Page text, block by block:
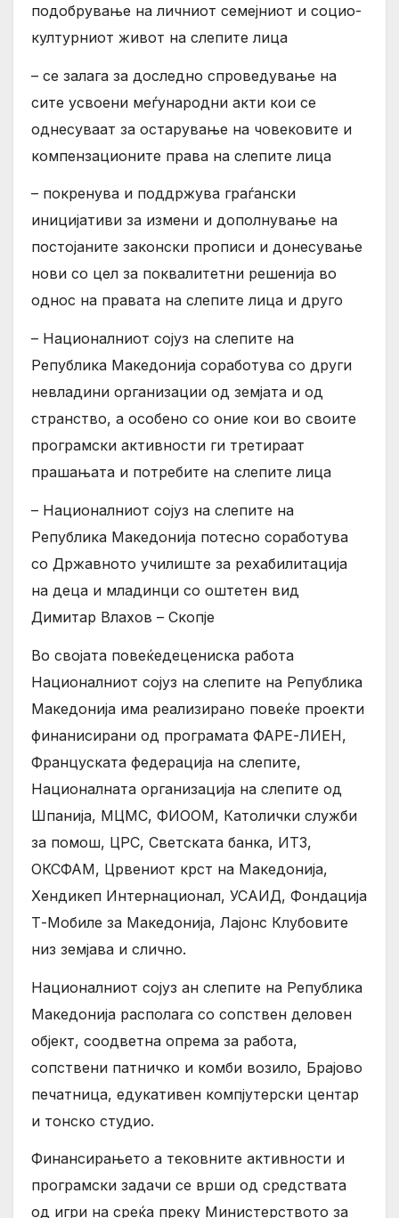
подобрување на личниот семејниот и социо-
културниот живот на слепите лица
– се залага за доследно спроведување на
сите усвоени меѓународни акти кои се
однесуваат за остарување на човековите и
компензационите права на слепите лица
– покренува и поддржува граѓански
иницијативи за измени и дополнување на
постојаните законски прописи и донесување
нови со цел за поквалитетни решенија во
однос на правата на слепите лица и друго
– Националниот сојуз на слепите на
Република Македонија соработува со други
невладини организации од земјата и од
странство, а особено со оние кои во своите
програмски активности ги третираат
прашањата и потребите на слепите лица
– Националниот сојуз на слепите на
Република Македонија потесно соработува
со Државното училиште за рехабилитација
на деца и младинци со оштетен вид
Димитар Влахов – Скопје
Во својата повеќедецениска работа
Националниот сојуз на слепите на Република
Македонија има реализирано повеќе проекти
финанисирани од програмата ФАРЕ-ЛИЕН,
Француската федерација на слепите,
Националната организација на слепите од
Шпанија, МЦМС, ФИООМ, Католички служби
за помош, ЦРС, Светската банка, ИТЗ,
ОКСФАМ, Црвениот крст на Македонија,
Хендикеп Интернационал, УСАИД, Фондација
Т-Мобиле за Македонија, Лајонс Клубовите
низ земјава и слично.
Националниот сојуз ан слепите на Република
Македонија располага со сопствен деловен
објект, соодветна опрема за работа,
сопствени патничко и комби возило, Брајово
печатница, едукативен компјутерски центар
и тонско студио.
Финансирањето а тековните активности и
програмски задачи се врши од средствата
од игри на среќа преку Министерството за